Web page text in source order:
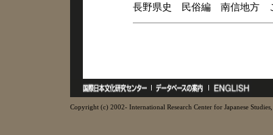
長野県史 民俗編 南信地方
Copyright (c) 2002- International Research Center for Japanese